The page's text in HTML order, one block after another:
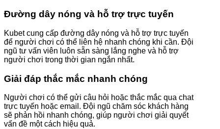
Đường dây nóng và hỗ trợ trực tuyến
Kubet cung cấp đường dây nóng và hỗ trợ trực tuyến
để người chơi có thể liên hệ nhanh chóng khi cần. Đội
ngũ tư vấn viên luôn sẵn sàng lắng nghe và hỗ trợ
người chơi trong thời gian ngắn nhất.
Giải đáp thắc mắc nhanh chóng
Người chơi có thể gửi câu hỏi hoặc thắc mắc qua chat
trực tuyến hoặc email. Đội ngũ chăm sóc khách hàng
sẽ phản hồi nhanh chóng, giúp người chơi giải quyết
vấn đề một cách hiệu quả.